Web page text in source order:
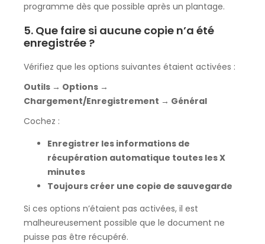
programme dès que possible après un plantage.
5. Que faire si aucune copie n’a été
enregistrée ?
Vérifiez que les options suivantes étaient activées :
Outils → Options →
Chargement/Enregistrement → Général
Cochez :
Enregistrer les informations de
récupération automatique toutes les X
minutes
Toujours créer une copie de sauvegarde
Si ces options n’étaient pas activées, il est
malheureusement possible que le document ne
puisse pas être récupéré.